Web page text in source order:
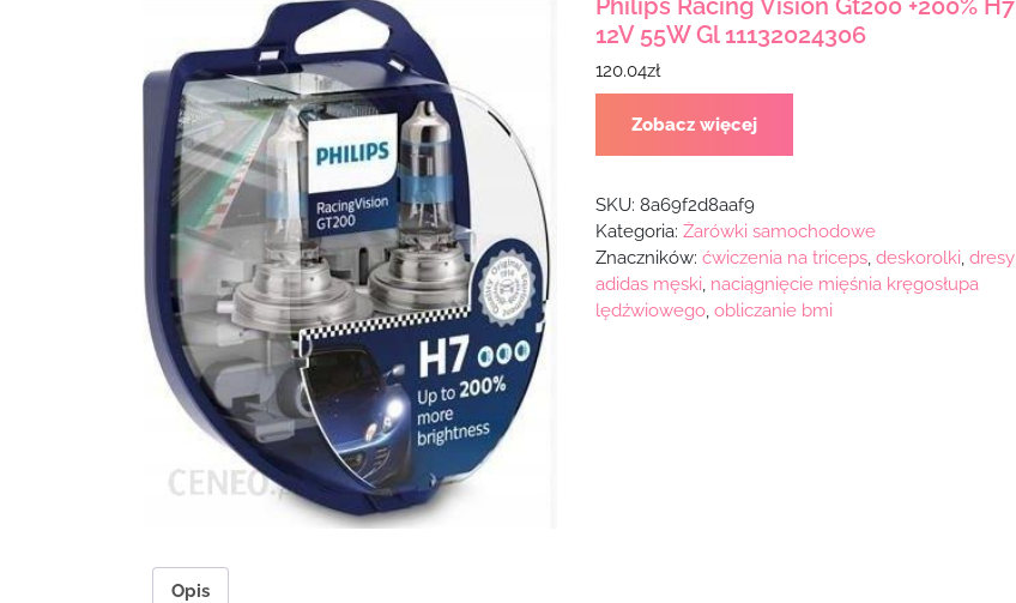
12V 55W Gl 11132024306
120.04zł
Zobacz więcej
SKU: 8a69f2d8aaf9
Kategoria: Żarówki samochodowe
Znaczników: ćwiczenia na triceps, deskorolki dresy
adidas męski naciągnięcie mięśnia kręgosłupa
lędźwiowego, obliczanie bmi
Opis